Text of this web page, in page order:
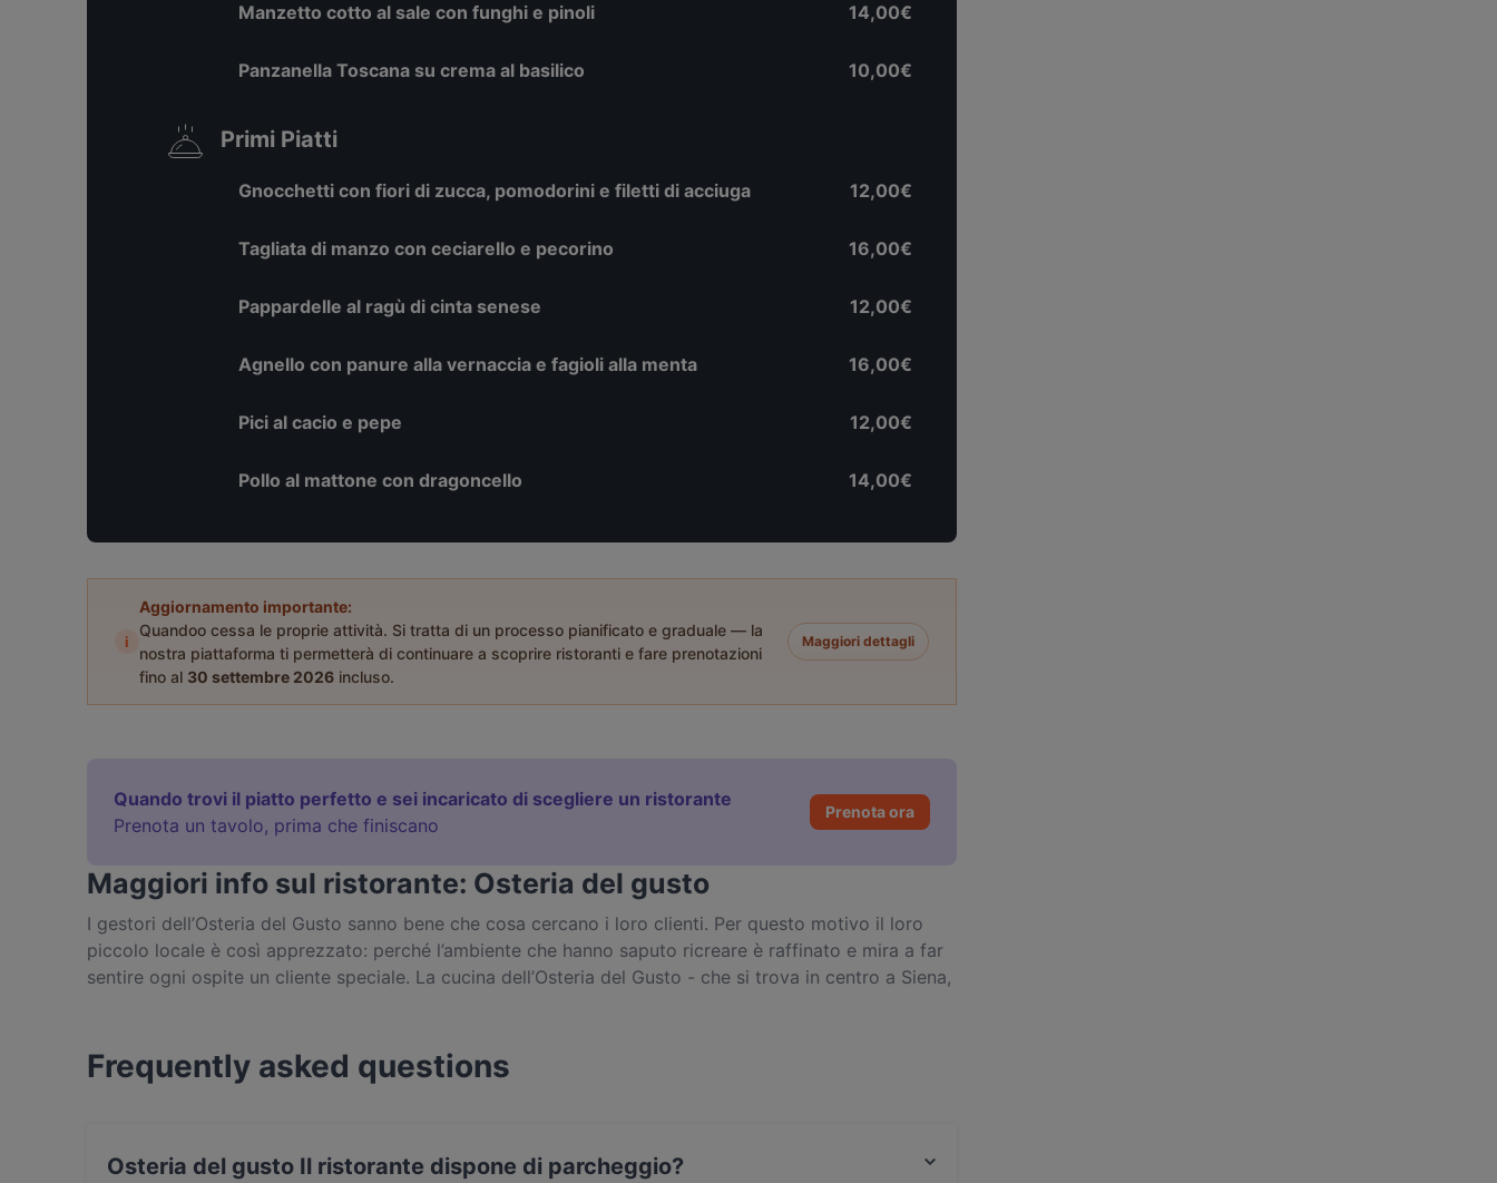
Manzetto cotto al sale con funghi e pinoli 14,00€
Panzanella Toscana su crema al basilico 10,00€
Primi Piatti
Gnocchetti con fiori di zucca, pomodorini e filetti di acciuga 12,00€
Tagliata di manzo con ceciarello e pecorino 16,00€
Pappardelle al ragù di cinta senese 12,00€
Agnello con panure alla vernaccia e fagioli alla menta 16,00€
Pici al cacio e pepe 12,00€
Pollo al mattone con dragoncello 14,00€
i
Aggiornamento importante:
Quandoo cessa le proprie attività. Si tratta di un processo pianificato e graduale — la
nostra piattaforma ti permetterà di continuare a scoprire ristoranti e fare prenotazioni
fino al 30 settembre 2026 incluso.
Maggiori dettagli
Quando trovi il piatto perfetto e sei incaricato di scegliere un ristorante
Prenota un tavolo, prima che finiscano
Prenota ora
Maggiori info sul ristorante: Osteria del gusto
I gestori dell’Osteria del Gusto sanno bene che cosa cercano i loro clienti. Per questo motivo il loro
piccolo locale è così apprezzato: perché l’ambiente che hanno saputo ricreare è raffinato e mira a far
sentire ogni ospite un cliente speciale. La cucina dell’Osteria del Gusto - che si trova in centro a Siena,
estetica delle portate.
Frequently asked questions
Osteria del gusto Il ristorante dispone di parcheggio?